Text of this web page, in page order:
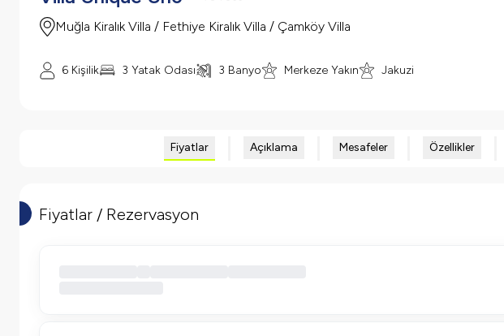
Muğla Kiralık Villa / Fethiye Kiralık Villa / Çamköy Villa
6 Kişilik 3 Yatak Odası 3 Banyo Merkeze Yakın Jakuzi
Fiyatlar Açıklama Mesafeler Özellikler
Fiyatlar / Rezervasyon